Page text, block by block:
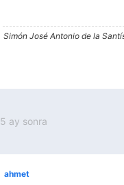
Simón José Antonio de la
5 ay sonra
ahmet